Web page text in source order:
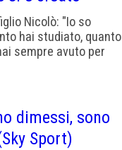
Nicolò: "Io so
hai studiato, quanto
sempre avuto per
dimessi, sono
Sport)